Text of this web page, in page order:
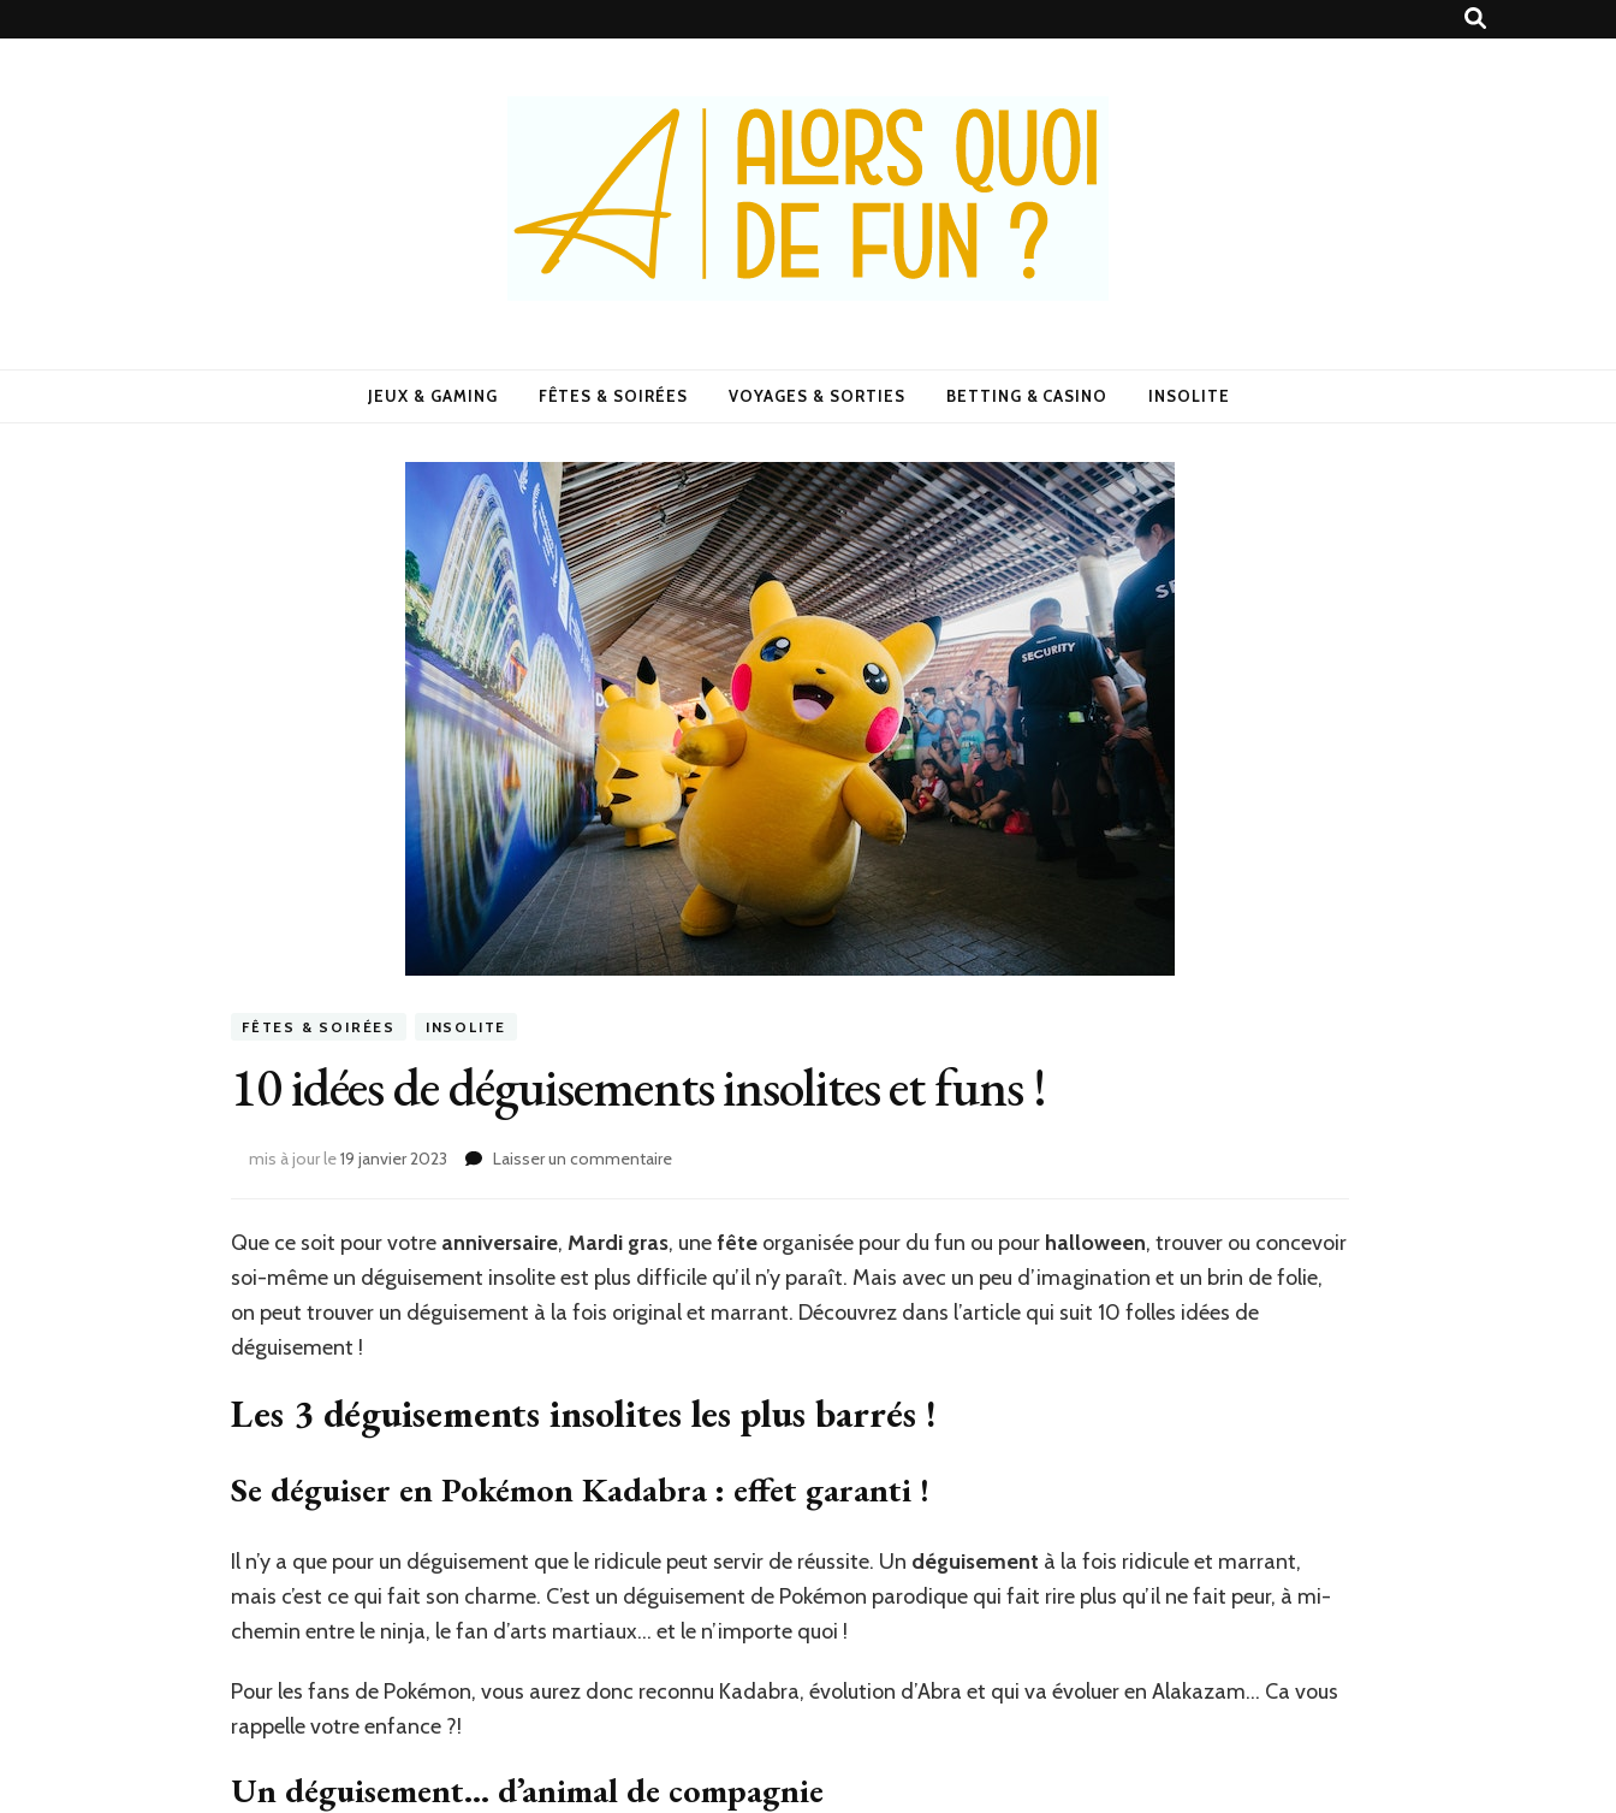
JEUX & GAMING FÊTES & SOIRÉES VOYAGES & SORTIES BETTING & CASINO INSOLITE
FÊTES & SOIRÉES INSOLITE
10 idées de déguisements insolites et funs !
mis à jour le19 janvier 2023 Laisser un commentairesur
déguisements
insolites
et
Que ce soit pour votre anniversaire, Mardi gras, unefête organisée pour du fun ou pour halloween, trouver ou concevoir
soi-même un déguisement insolite est plus difficile qu’il n’y paraît. Mais avec un peu d’imagination et un brin de folie,
on peut trouver un déguisement à la fois original et marrant. Découvrez dans l’article qui suit 10 folles idées de
déguisement !
Les 3 déguisements insolites les plus barrés !
Se déguiser en Pokémon Kadabra : effet garanti !
Il n’y a que pour un déguisement que le ridicule peut servir de réussite. Un déguisement à la fois ridicule et marrant,
mais c’est ce qui fait son charme. C’est un déguisement de Pokémon parodique qui fait rire plus qu’il ne fait peur, à mi-
chemin entre le ninja, le fan d’arts martiaux… et le n’importe quoi !
Pour les fans de Pokémon, vous aurez donc reconnu Kadabra, évolution d’Abra et qui va évoluer en Alakazam… Ca vous
rappelle votre enfance ?!
Un déguisement… d’animal de compagnie